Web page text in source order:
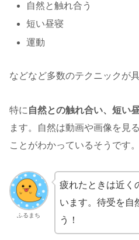
自然と触れ合う
短い昼寝
運動
などなど多数のテクニックが
特に 自然との触れ合い、短い
ます。自然は動画や画像を見
ことがわかっているそうです。
ふるまち
疲れたときは近く
います。待受を自
う！